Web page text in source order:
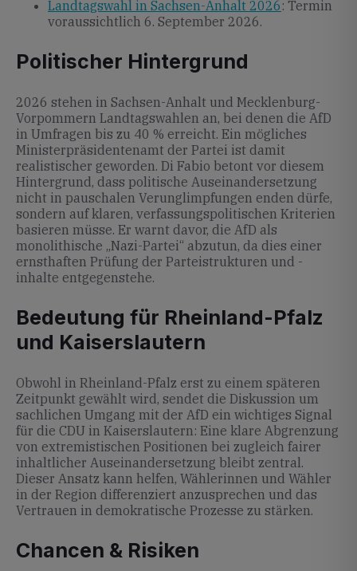
Landtagswahl in Sachsen-Anhalt 2026 : Termin
voraussichtlich 6. September 2026.
Politischer Hintergrund
2026 stehen in Sachsen-Anhalt und Mecklenburg-
Vorpommern Landtagswahlen an, bei denen die AfD
in Umfragen bis zu 40 % erreicht. Ein mögliches
Ministerpräsidentenamt der Partei ist damit
realistischer geworden. Di Fabio betont vor diesem
Hintergrund, dass politische Auseinandersetzung
nicht in pauschalen Verunglimpfungen enden dürfe,
sondern auf klaren, verfassungspolitischen Kriterien
basieren müsse. Er warnt davor, die AfD als
monolithische „Nazi-Partei“ abzutun, da dies einer
ernsthaften Prüfung der Parteistrukturen und -
inhalte entgegenstehe.
Bedeutung für Rheinland-Pfalz
und Kaiserslautern
Obwohl in Rheinland-Pfalz erst zu einem späteren
Zeitpunkt gewählt wird, sendet die Diskussion um
sachlichen Umgang mit der AfD ein wichtiges Signal
für die CDU in Kaiserslautern: Eine klare Abgrenzung
von extremistischen Positionen bei zugleich fairer
inhaltlicher Auseinandersetzung bleibt zentral.
Dieser Ansatz kann helfen, Wählerinnen und Wähler
in der Region differenziert anzusprechen und das
Vertrauen in demokratische Prozesse zu stärken.
Chancen & Risiken